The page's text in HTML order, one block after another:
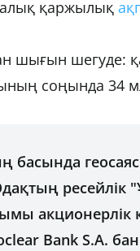
қаржылық
шығын шегуде:
соңында 34
басында
ресейлік
Bank S.A.